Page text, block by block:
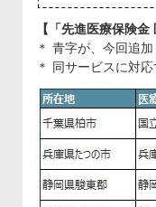
【「先進医療保険
＊ 青字が、今回追
＊ 同サービスに対